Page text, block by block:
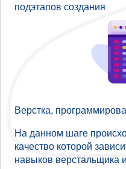
подэтапов создания
Верстка,
На данном шаге
качество которой
навыков верстальщика